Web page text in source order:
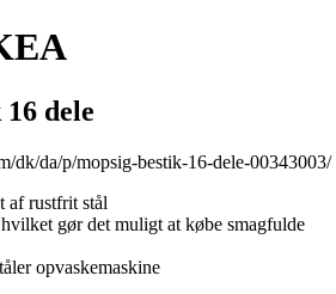
dele
dk/da/p/mopsig-bestik-16-dele-00343003/
af rustfrit stål
gør det muligt at købe smagfulde
opvaskemaskine